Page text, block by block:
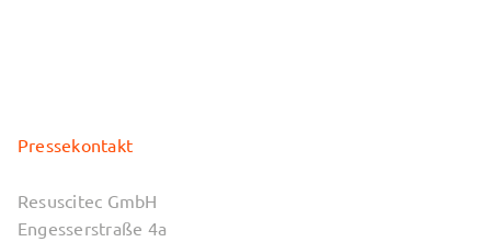
Pressekontakt
Resuscitec GmbH
Engesserstraße 4a